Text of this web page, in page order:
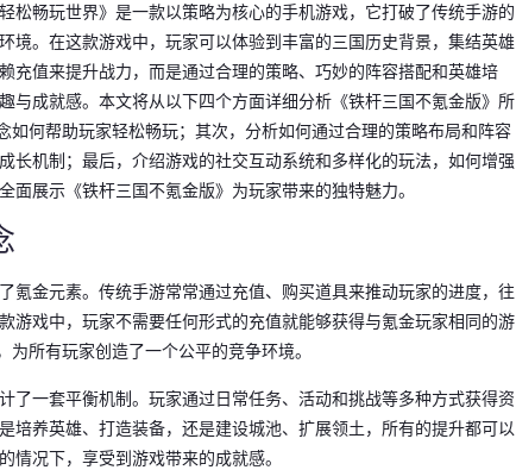
松畅玩世界》是一款以策略为核心的手机游戏，它打破了传统手游的
境。在这款游戏中，玩家可以体验到丰富的三国历史背景，集结英雄
充值来提升战力，而是通过合理的策略、巧妙的阵容搭配和英雄培
与成就感。本文将从以下四个方面详细分析《铁杆三国不氪金版》所
如何帮助玩家轻松畅玩；其次，分析如何通过合理的策略布局和阵容
长机制；最后，介绍游戏的社交互动系统和多样化的玩法，如何增强
展示《铁杆三国不氪金版》为玩家带来的独特魅力。
氪金元素。传统手游常常通过充值、购买道具来推动玩家的进度，往
游戏中，玩家不需要任何形式的充值就能够获得与氪金玩家相同的游
所有玩家创造了一个公平的竞争环境。
了一套平衡机制。玩家通过日常任务、活动和挑战等多种方式获得资
培养英雄、打造装备，还是建设城池、扩展领土，所有的提升都可以
况下，享受到游戏带来的成就感。